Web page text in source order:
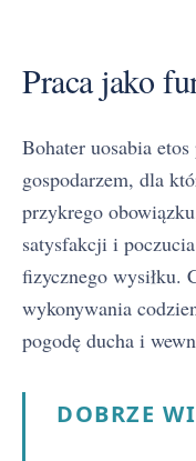
Praca jako
Bohater uosabia
gospodarzem, dla
przykrego
satysfakcji i
fizycznego wysiłku.
wykonywania
pogodę ducha i
DOBRZE